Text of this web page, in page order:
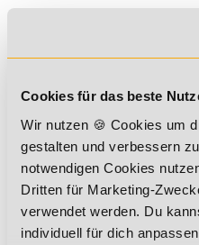
Cookies für das beste
Wir nutzen 🍪 Cookies um
gestalten und verbessern
notwendigen Cookies
Dritten für Marketing-
verwendet werden. Du
individuell für dich
Türen öffnen kann:
branchenanerkannter
Zertifikat mit
anerkannt bei vielen
Verbänden